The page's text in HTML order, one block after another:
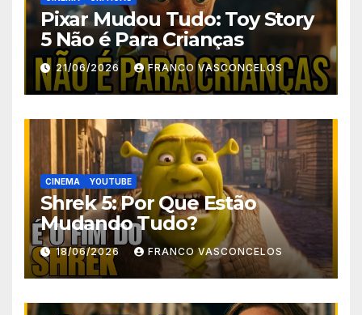
Pixar Mudou Tudo: Toy Story
5 Não é Para Crianças
21/06/2026 FRANCO VASCONCELOS
CINEMA YOUTUBE
Shrek 5: Por Que Estão
Mudando Tudo?
18/06/2026 FRANCO VASCONCELOS